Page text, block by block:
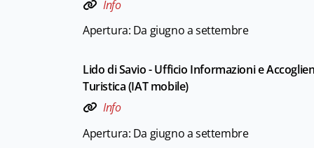
Info
Apertura: Da giugno a settembre
Lido di Savio - Ufficio Informazioni e
Turistica (IAT mobile)
Info
Apertura: Da giugno a settembre